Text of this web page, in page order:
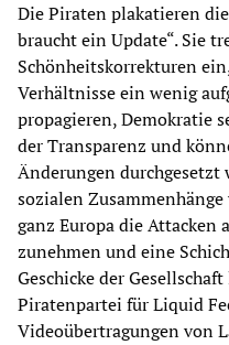
Die Piraten plakatieren
braucht ein Update“. Sie
Schönheitskorrekturen
Verhältnisse ein wenig
propagieren, Demokratie
der Transparenz und
Änderungen durchgesetzt
sozialen
ganz Europa die Attacken
zunehmen und eine
Geschicke der
Piratenpartei für Liquid
Videoübertragungen von